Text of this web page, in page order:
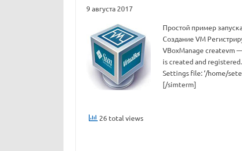
9 августа 2017
Простой пример
Создание VM
VBoxManage createvm
is created and
Settings file: ‘/home/
[/simterm]
26 total views